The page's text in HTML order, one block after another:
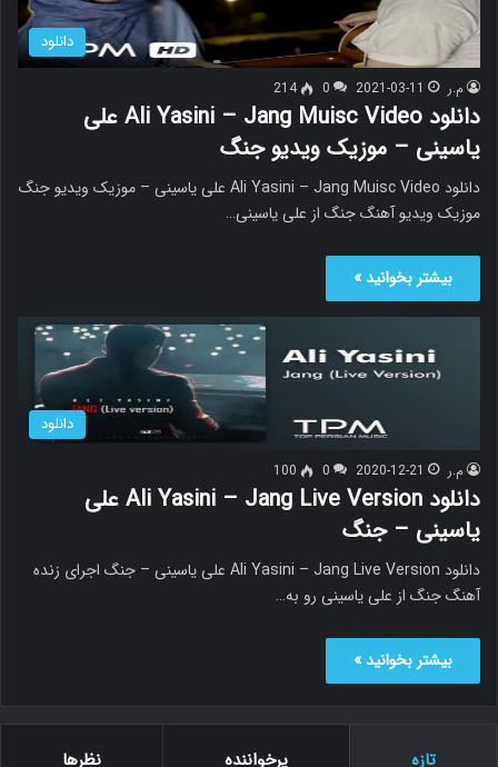
دانلود
م.ر 2021-03-11
0
214
دانلود Ali Yasini – Jang Muisc Video علی
یاسینی – موزیک ویدیو جنگ
دانلود Ali Yasini – Jang Muisc Video علی یاسینی – موزیک ویدیو جنگ
موزیک ویدیو آهنگ جنگ از علی یاسینی…
بیشتر بخوانید »
دانلود
م.ر 2020-12-21
0
100
دانلود Ali Yasini – Jang Live Version علی
یاسینی – جنگ
دانلود Ali Yasini – Jang Live Version علی یاسینی – جنگ اجرای زنده
آهنگ جنگ از علی یاسینی رو به…
بیشتر بخوانید »
تازه پرخواننده نظرها